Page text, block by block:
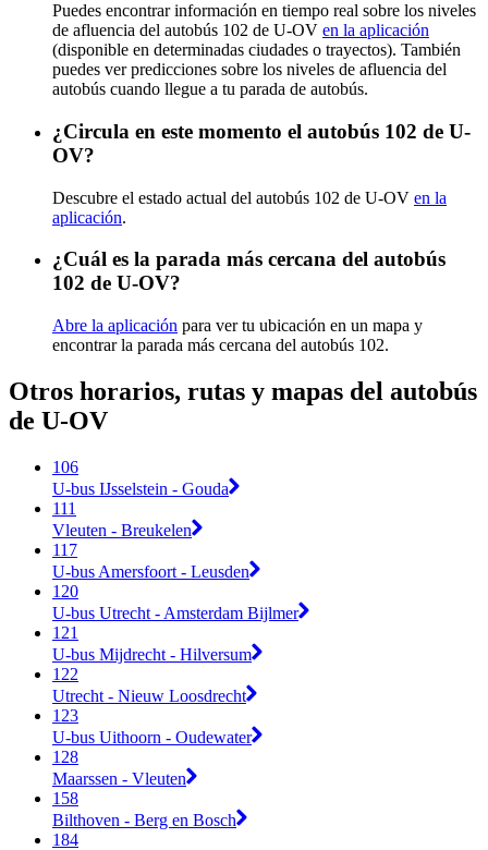
Puedes encontrar información en tiempo real sobre los niveles
de afluencia del autobús 102 de U-OV en la aplicación
(disponible en determinadas ciudades o trayectos). También
puedes ver predicciones sobre los niveles de afluencia del
autobús cuando llegue a tu parada de autobús.
¿Circula en este momento el autobús 102 de U-
OV?
Descubre el estado actual del autobús 102 de U-OV en la
aplicación.
¿Cuál es la parada más cercana del autobús
102 de U-OV?
Abre la aplicación para ver tu ubicación en un mapa y
encontrar la parada más cercana del autobús 102.
Otros horarios, rutas y mapas del autobús
de U-OV
106
U-bus IJsselstein - Gouda
111
Vleuten - Breukelen
117
U-bus Amersfoort - Leusden
120
U-bus Utrecht - Amsterdam Bijlmer
121
U-bus Mijdrecht - Hilversum
122
Utrecht - Nieuw Loosdrecht
123
U-bus Uithoorn - Oudewater
128
Maarssen - Vleuten
158
Bilthoven - Berg en Bosch
184